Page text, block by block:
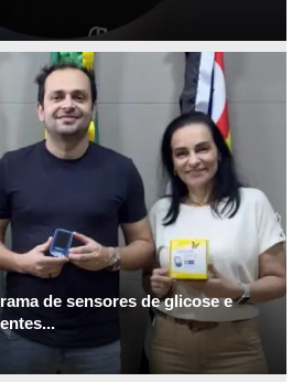
de sensores de glicose e